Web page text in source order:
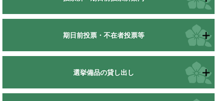
期日前投票・不在者投票等
選挙備品の貸し出し